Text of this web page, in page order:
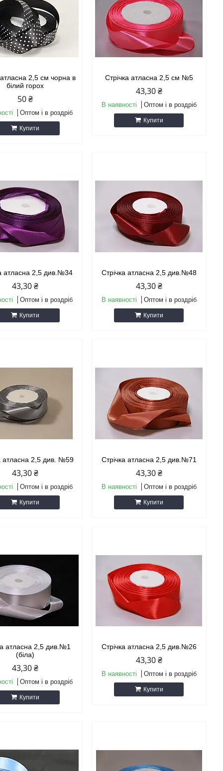
атласна 2,5 см чорна в
білий горох
50 ₴
Оптом і в роздріб
Купити
Стрічка атласна 2,5 см №5
43,30 ₴
В наявності Оптом і в роздріб
Купити
атласна 2,5 див.№34
43,30 ₴
Оптом і в роздріб
Купити
Стрічка атласна 2,5 див.№48
43,30 ₴
В наявності Оптом і в роздріб
Купити
атласна 2,5 див. №59
43,30 ₴
Оптом і в роздріб
Купити
Стрічка атласна 2,5 див.№71
43,30 ₴
В наявності Оптом і в роздріб
Купити
атласна 2,5 див.№1
(біла)
43,30 ₴
Оптом і в роздріб
Купити
Стрічка атласна 2,5 див.№26
43,30 ₴
В наявності Оптом і в роздріб
Купити